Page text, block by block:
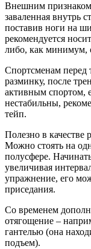
Внешним признаком
заваленная внутрь
поставив ноги на
рекомендуется
либо, как минимум,
Спортсменам перед
разминку, после
активным спортом,
нестабильны,
тейп.
Полезно в качестве
Можно стоять на
полусфере.
увеличивая
упражнение, его
приседания.
Со временем
отягощение –
гантелью (она
подъем).